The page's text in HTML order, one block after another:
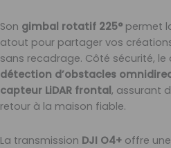
Son gimbal rotatif 225° permet
atout pour partager vos
sans recadrage. Côté sécurité, le
détection d’obstacles
capteur LiDAR frontal, assurant
retour à la maison fiable.
La transmission DJI O4+ offre